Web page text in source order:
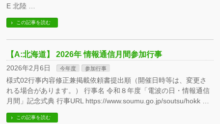
E 北陸 …
この記事を読む
【A:北海道】 2026年 情報通信月間参加行事
2026年2月6日 今年度 参加行事
様式02行事内容修正兼掲載依頼書提出順（開催日時等は、変更さ
れる場合があります。） 行事名 令和８年度「電波の日・情報通信
月間」記念式典 行事URL https://www.soumu.go.jp/soutsu/hokk …
この記事を読む